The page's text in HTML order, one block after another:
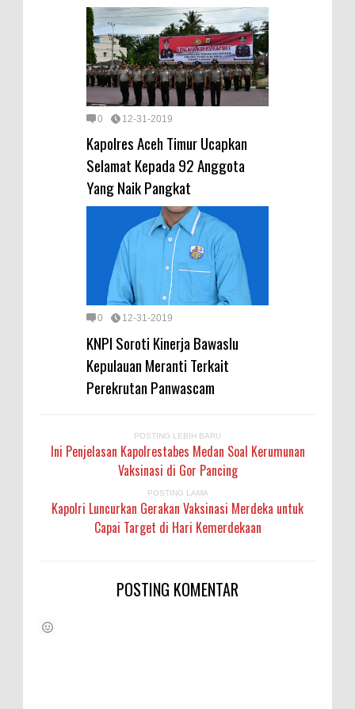
0 12-31-2019
Kapolres Aceh Timur Ucapkan
Selamat Kepada 92 Anggota
Yang Naik Pangkat
0 12-31-2019
KNPI Soroti Kinerja Bawaslu
Kepulauan Meranti Terkait
Perekrutan Panwascam
POSTING LEBIH BARU
Ini Penjelasan Kapolrestabes Medan Soal Kerumunan
Vaksinasi di Gor Pancing
POSTING LAMA
Kapolri Luncurkan Gerakan Vaksinasi Merdeka untuk
Capai Target di Hari Kemerdekaan
POSTING KOMENTAR